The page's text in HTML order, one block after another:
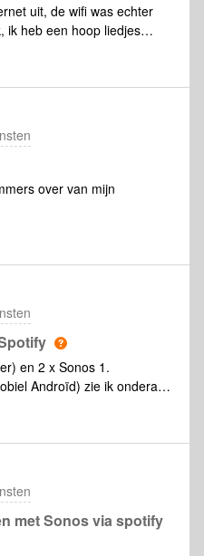
uit, de wifi was echter
ik heb een hoop liedjes
mij echter niet om deze
ik sluit mijn telefoon
van de play5 dan kan ik vast
zodra het internet ermee
een of andere manier die
beschikbaar maken??
over van mijn
en 2 x Sonos 1.
Androïd) zie ik onderaan
Wanneer ik daar
en ziek ik 3
het luisteren op Woonkamer
dat ik
het geluid kan
naar werkkamer. Maar het
overschakelen naar
met Sonos via spotify